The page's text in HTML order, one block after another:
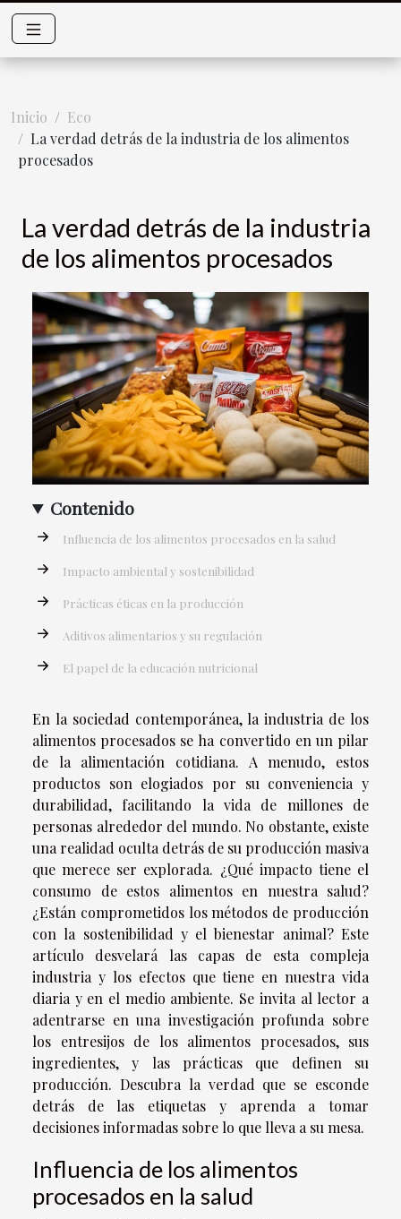
Inicio
Eco
La verdad detrás de la industria de los alimentos
procesados
La verdad detrás de la industria
de los alimentos procesados
Contenido
Influencia de los alimentos procesados en la salud
Impacto ambiental y sostenibilidad
Prácticas éticas en la producción
Aditivos alimentarios y su regulación
El papel de la educación nutricional
En la sociedad contemporánea, la industria de los
alimentos procesados se ha convertido en un pilar
de la alimentación cotidiana. A menudo, estos
productos son elogiados por su conveniencia y
durabilidad, facilitando la vida de millones de
personas alrededor del mundo. No obstante, existe
una realidad oculta detrás de su producción masiva
que merece ser explorada. ¿Qué impacto tiene el
consumo de estos alimentos en nuestra salud?
¿Están comprometidos los métodos de producción
con la sostenibilidad y el bienestar animal? Este
artículo desvelará las capas de esta compleja
industria y los efectos que tiene en nuestra vida
diaria y en el medio ambiente. Se invita al lector a
adentrarse en una investigación profunda sobre
los entresijos de los alimentos procesados, sus
ingredientes, y las prácticas que definen su
producción. Descubra la verdad que se esconde
detrás de las etiquetas y aprenda a tomar
decisiones informadas sobre lo que lleva a su mesa.
Influencia de los alimentos
procesados en la salud